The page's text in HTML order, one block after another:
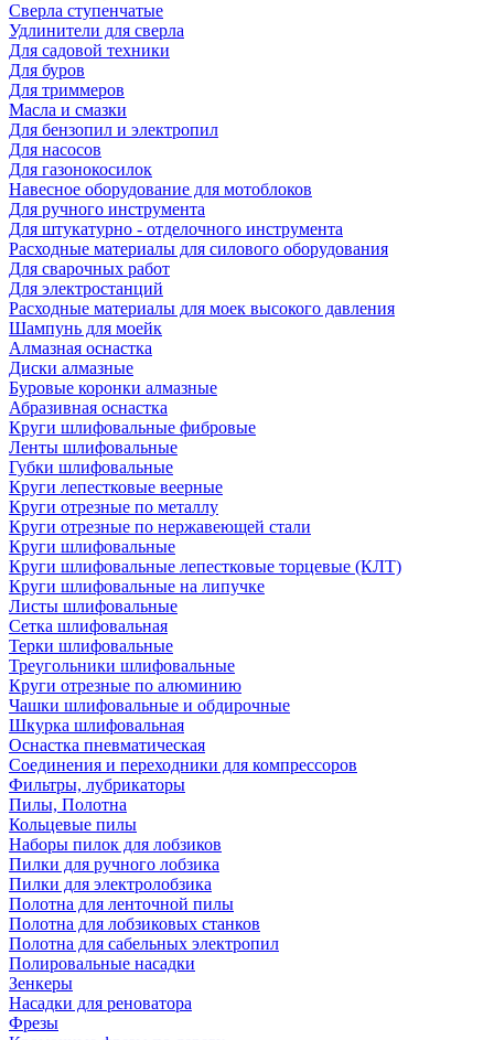
Сверла ступенчатые
Удлинители для сверла
Для садовой техники
Для буров
Для триммеров
Масла и смазки
Для бензопил и электропил
Для насосов
Для газонокосилок
Навесное оборудование для мотоблоков
Для ручного инструмента
Для штукатурно - отделочного инструмента
Расходные материалы для силового оборудования
Для сварочных работ
Для электростанций
Расходные материалы для моек высокого давления
Шампунь для моейк
Алмазная оснастка
Диски алмазные
Буровые коронки алмазные
Абразивная оснастка
Круги шлифовальные фибровые
Ленты шлифовальные
Губки шлифовальные
Круги лепестковые веерные
Круги отрезные по металлу
Круги отрезные по нержавеющей стали
Круги шлифовальные
Круги шлифовальные лепестковые торцевые (КЛТ)
Круги шлифовальные на липучке
Листы шлифовальные
Сетка шлифовальная
Терки шлифовальные
Треугольники шлифовальные
Круги отрезные по алюминию
Чашки шлифовальные и обдирочные
Шкурка шлифовальная
Оснастка пневматическая
Соединения и переходники для компрессоров
Фильтры, лубрикаторы
Пилы, Полотна
Кольцевые пилы
Наборы пилок для лобзиков
Пилки для ручного лобзика
Пилки для электролобзика
Полотна для ленточной пилы
Полотна для лобзиковых станков
Полотна для сабельных электропил
Полировальные насадки
Зенкеры
Насадки для реноватора
Фрезы